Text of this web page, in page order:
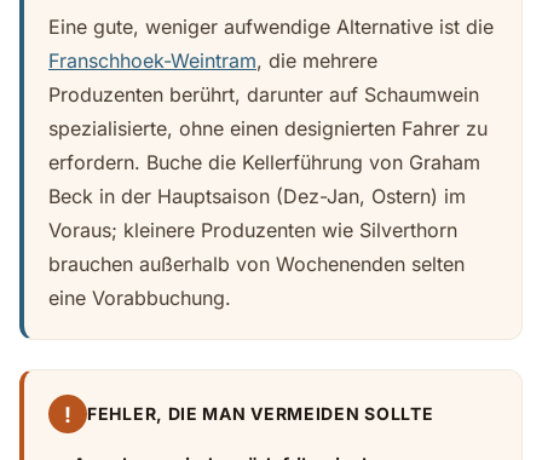
Eine gute, weniger aufwendige Alternative ist die
Franschhoek-Weintram, die mehrere
Produzenten berührt, darunter auf Schaumwein
spezialisierte, ohne einen designierten Fahrer zu
erfordern. Buche die Kellerführung von Graham
Beck in der Hauptsaison (Dez-Jan, Ostern) im
Voraus; kleinere Produzenten wie Silverthorn
brauchen außerhalb von Wochenenden selten
eine Vorabbuchung.
! FEHLER, DIE MAN VERMEIDEN SOLLTE